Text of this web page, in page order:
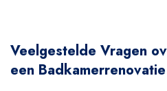
Veelgestelde Vragen
een